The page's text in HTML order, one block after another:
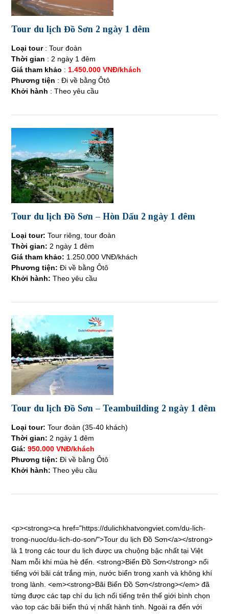
Tour du lịch Đồ Sơn 2 ngày 1 đêm
Loại tour: Tour đoàn
Thời gian : 2 ngày 1 đêm
Giá tham khảo : 1.450.000 VNĐ/khách
Phương tiện : Đi về bằng Ôtô
Khởi hành : Theo yêu cầu
Tour du lịch Đồ Sơn – Hòn Dấu 2 ngày 1 đêm
Loại tour: Tour riêng, tour đoàn
Thời gian: 2 ngày 1 đêm
Giá tham khảo: 1.250.000 VNĐ/khách
Phương tiện:Đi về bằng Ôtô
Khởi hành:Theo yêu cầu
Tour du lịch Đồ Sơn – Teambuilding 2 ngày 1 đêm
Loại tour:Tour đoàn (35-40 khách)
Thời gian: 2 ngày 1 đêm
Giá:950.000 VNĐ/khách
Phương tiện:Đi về bằng Ôtô
Khởi hành:Theo yêu cầu
<p><strong><a href="https://dulichkhatvongviet.com/du-lich-
trong-nuoc/du-lich-do-son/">Tour du lịch Đồ Sơn</a></strong>
là 1 trong các tour du lịch được ưa chuộng bậc nhất tại Việt
Nam mỗi khi mùa hè đến. <strong>Biển Đồ Sơn</strong> nổi
tiếng với bãi cát trắng mịn, nước biển trong xanh và không khí
trong lành. <em><strong>Bãi Biển Đồ Sơn</strong></em> đã
từng được các tạp chí du lịch nổi tiếng trên thế giới bình chọn
vào top các bãi biển thú vị nhất hành tinh. Ngoài ra đến với